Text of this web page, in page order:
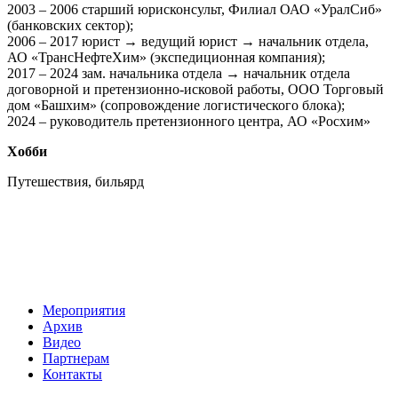
2003 – 2006 старший юрисконсульт, Филиал ОАО «УралСиб»
(банковских сектор);
2006 – 2017 юрист → ведущий юрист → начальник отдела,
АО «ТрансНефтеХим» (экспедиционная компания);
2017 – 2024 зам. начальника отдела → начальник отдела
договорной и претензионно-исковой работы, ООО Торговый
дом «Башхим» (сопровождение логистического блока);
2024 – руководитель претензионного центра, АО «Росхим»
Хобби
Путешествия, бильярд
Мероприятия
Архив
Видео
Партнерам
Контакты